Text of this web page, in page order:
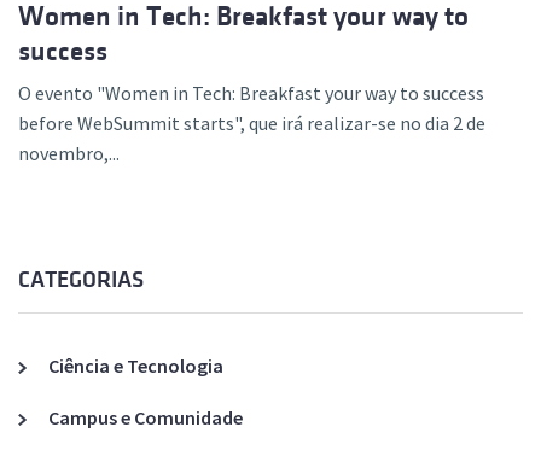
Women in Tech: Breakfast your way to
success
O evento "Women in Tech: Breakfast your way to success
before WebSummit starts", que irá realizar-se no dia 2 de
novembro,...
CATEGORIAS
Ciência e Tecnologia
Campus e Comunidade